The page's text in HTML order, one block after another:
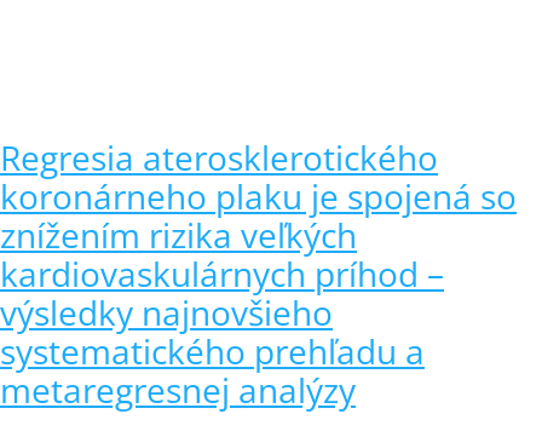
Regresia aterosklerotického
koronárneho plaku je spojená so
znížením rizika veľkých
kardiovaskulárnych príhod –
výsledky najnovšieho
systematického prehľadu a
metaregresnej analýzy